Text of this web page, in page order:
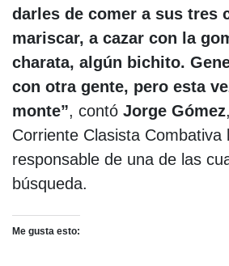
darles de comer a sus tres
mariscar, a cazar con la
charata, algún bichito.
con otra gente, pero esta
monte”, contó Jorge Gómez
Corriente Clasista Combativa
responsable de una de las
búsqueda.
Me gusta esto: